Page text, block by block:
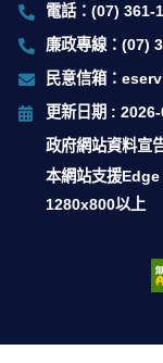
電話：(07) 361-
廉政專線：(07)
民意信箱：
更新日期 :
政府網站資料宣
本網站支援
1280x800以上